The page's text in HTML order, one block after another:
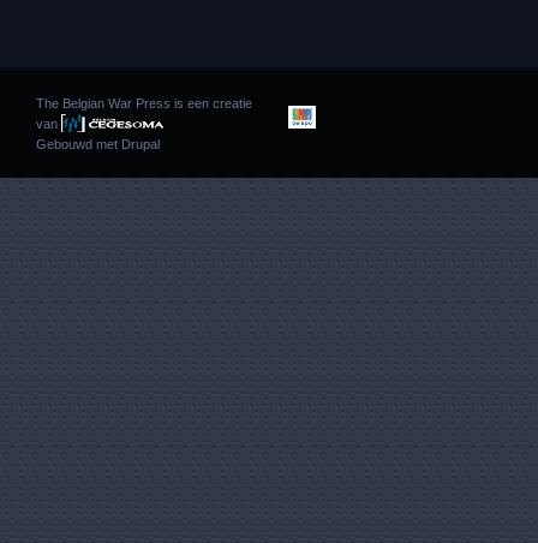
The Belgian War Press is een creatie
van
Gebouwd met Drupal